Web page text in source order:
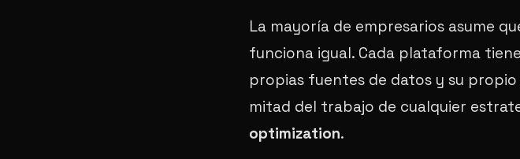
La mayoría de empresarios asume
funciona igual. Cada plataforma
propias fuentes de datos y su
mitad del trabajo de cualquier
optimization.